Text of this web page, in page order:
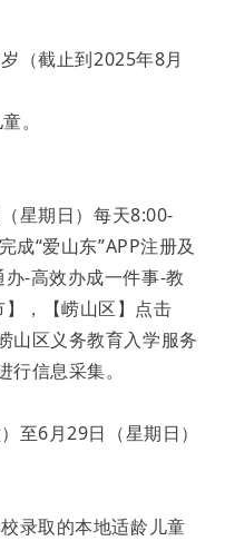
（截止到2025年8月
。
星期日）每天8:00-
成“爱山东”APP注册及
-高效办成一件事-教
，【崂山区】点击
山区义务教育入学服务
信息采集。
至6月29日（星期日）
录取的本地适龄儿童